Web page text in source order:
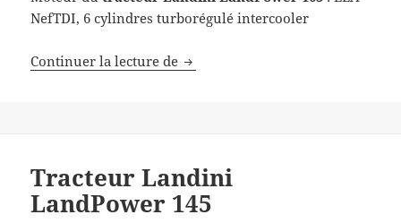
NefTDI, 6 cylindres turborégulé intercooler
Continuer la lecture de Tracteur Landini LandPower 165
Tracteur Landini
LandPower 145